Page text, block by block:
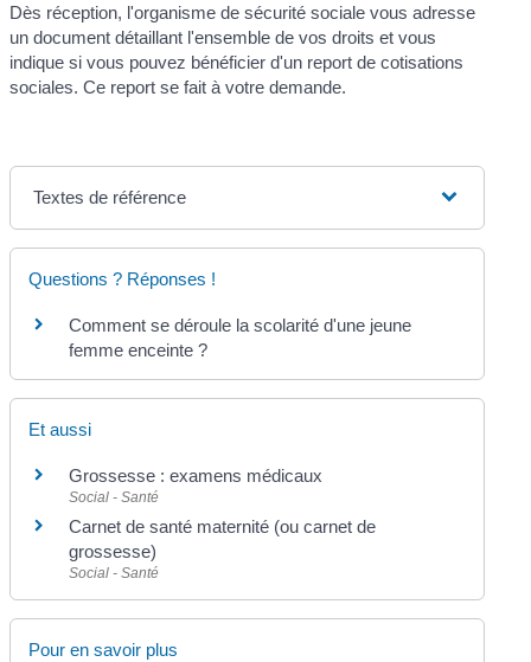
Dès réception, l'organisme de sécurité sociale vous adresse
un document détaillant l'ensemble de vos droits et vous
indique si vous pouvez bénéficier d'un report de cotisations
sociales. Ce report se fait à votre demande.
Textes de référence
Questions ? Réponses !
Comment se déroule la scolarité d'une jeune
femme enceinte ?
Et aussi
Grossesse : examens médicaux
Social - Santé
Carnet de santé maternité (ou carnet de
grossesse)
Social - Santé
Pour en savoir plus